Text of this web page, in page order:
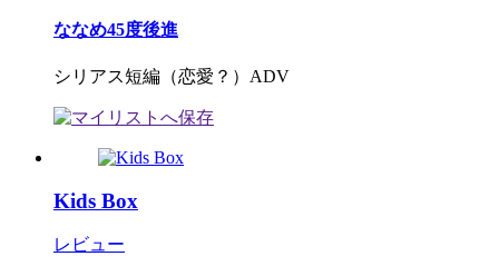
ななめ45度後進
シリアス短編（恋愛？）ADV
Kids Box
レビュー